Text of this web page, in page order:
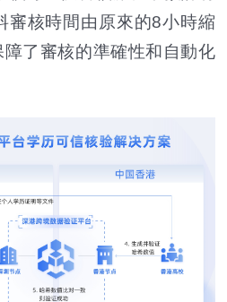
審核時間由原來的8小時縮
了審核的準確性和自動化